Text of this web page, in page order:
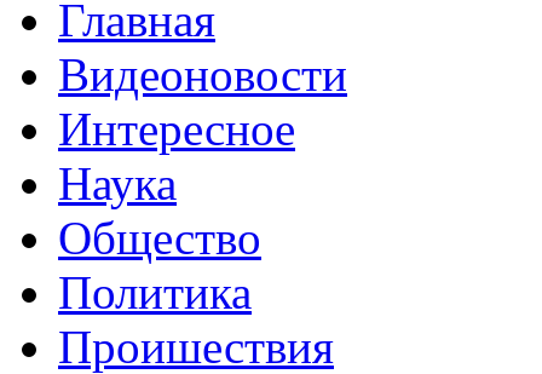
Главная
Видеоновости
Интересное
Наука
Общество
Политика
Проишествия